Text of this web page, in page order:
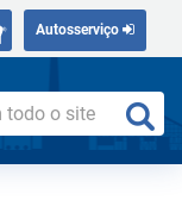
Autosserviço